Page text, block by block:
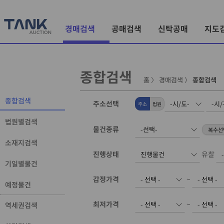
경매검색 공매검색 신탁공매 지도
종합검색
법원별검색
소재지검색
기일별물건
예정물건
역세권검색
종합검색 홈 〉 경매검색 〉 종합검색
주소선택 주소 법원
물건종류
진행상태 유찰
감정가격 ~
최저가격 ~